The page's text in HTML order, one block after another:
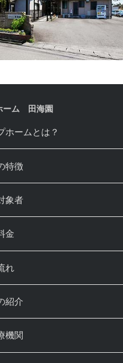
ーム 田海園
ホームとは？
特徴
象者
金
れ
紹介
機関